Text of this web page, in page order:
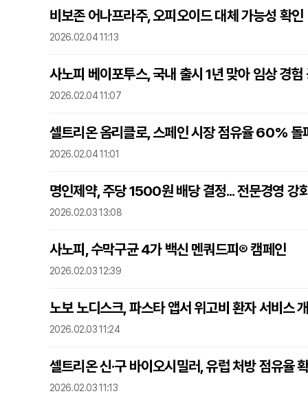
비보존 어나프라주, 오피오이드 대체 가능성 확인
2026.02.04 11:13
사노피 베이포투스, 국내 출시 1년 맞아 임상 경험
2026.02.04 11:07
셀트리온 옴리클로, 스페인 시장 점유율 60% 돌
2026.02.04 11:01
명인제약, 주당 1500원 배당 결정... 전문경영 강
2026.02.03 13:08
사노피, 수막구균 4가 백신 멘쿼드피® 캠페인
2026.02.03 12:39
노보 노디스크, 파스타 앱서 위고비 환자 서비스
2026.02.03 11:24
셀트리온 신·구 바이오시밀러, 유럽 처방 점유율
2026.02.03 11:13